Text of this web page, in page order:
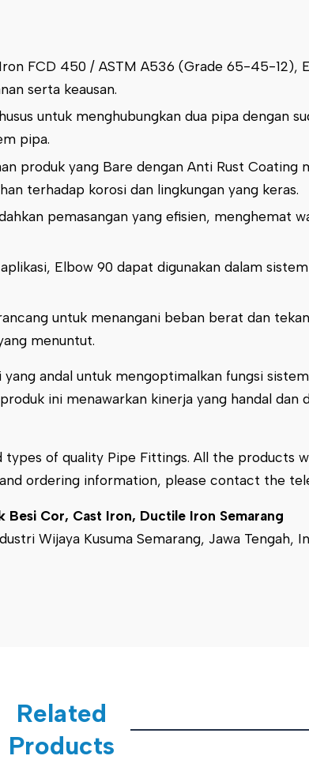
FCD 450 / ASTM A536 (Grade 65-45-12),
serta keausan.
untuk menghubungkan dua pipa dengan
pipa.
produk yang Bare dengan Anti Rust Coating
terhadap korosi dan lingkungan yang keras.
pemasangan yang efisien, menghemat
Elbow 90 dapat digunakan dalam
untuk menangani beban berat dan
menuntut.
andal untuk mengoptimalkan fungsi
ini menawarkan kinerja yang handal dan
types of quality Pipe Fittings. All the products
ordering information, please contact the
Besi Cor, Cast Iron, Ductile Iron Semarang
Wijaya Kusuma Semarang, Jawa Tengah,
Related
Products